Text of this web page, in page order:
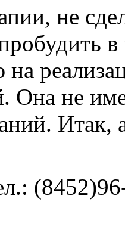
не
в
Она не
Итак,